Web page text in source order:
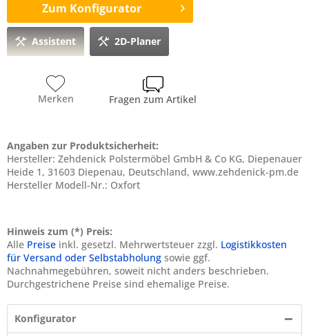
Zum Konfigurator
Assistent 2D-Planer
Merken Fragen zum Artikel
Angaben zur Produktsicherheit:
Hersteller: Zehdenick Polstermöbel GmbH & Co KG, Diepenauer
Heide 1, 31603 Diepenau, Deutschland, www.zehdenick-pm.de
Hersteller Modell-Nr.: Oxfort
Hinweis zum (*) Preis:
Alle Preise inkl. gesetzl. Mehrwertsteuer zzgl. Logistikkosten
für Versand oder Selbstabholung sowie ggf.
Nachnahmegebühren, soweit nicht anders beschrieben.
Durchgestrichene Preise sind ehemalige Preise.
Konfigurator